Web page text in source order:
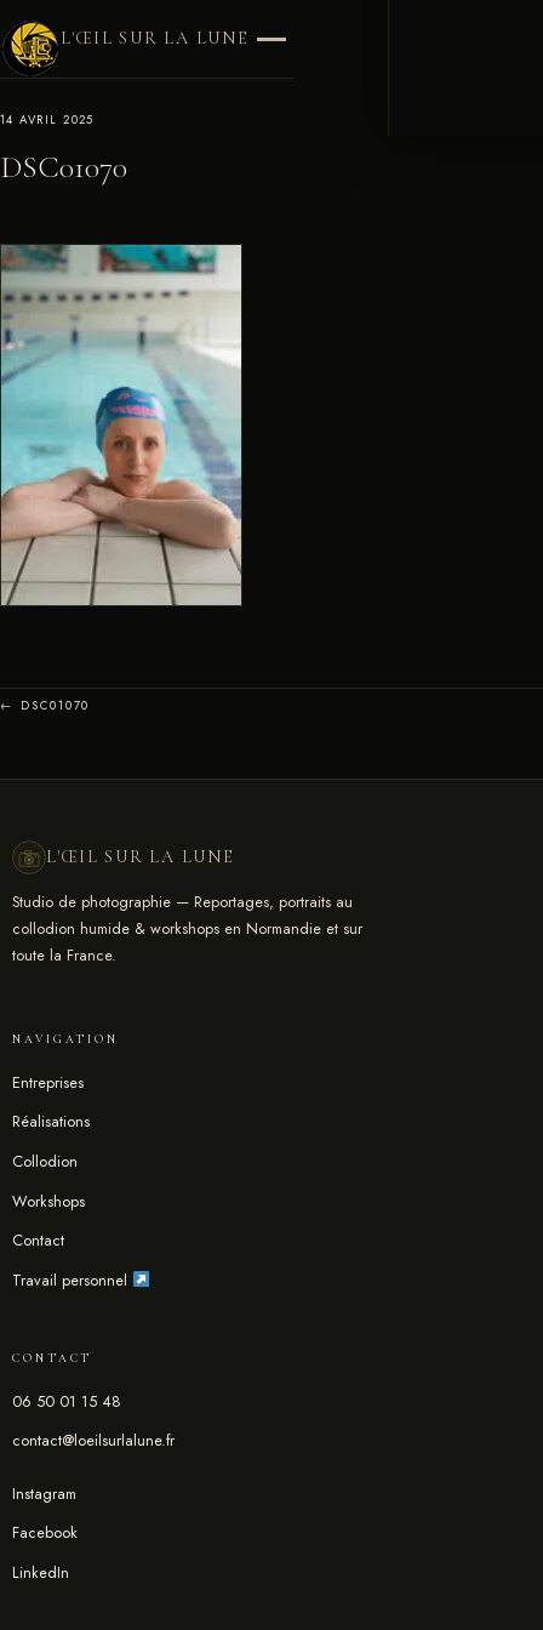
L'ŒIL SUR LA LUNE
14 AVRIL 2025
DSC01070
← DSC01070
L'ŒIL SUR LA LUNE
Studio de photographie — Reportages, portraits au
collodion humide & workshops en Normandie et sur
toute la France.
NAVIGATION
Entreprises
Réalisations
Collodion
Workshops
Contact
Travail personnel
CONTACT
06 50 01 15 48
contact@loeilsurlalune.fr
Instagram
Facebook
LinkedIn